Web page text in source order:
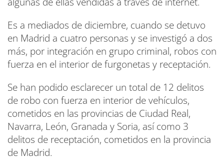
Es a mediados de diciembre, cuando se detuvo
en Madrid a cuatro personas y se investigó a dos
más, por integración en grupo criminal, robos con
fuerza en el interior de furgonetas y receptación.
Se han podido esclarecer un total de 12 delitos
de robo con fuerza en interior de vehículos,
cometidos en las provincias de Ciudad Real,
Navarra, León, Granada y Soria, así como 3
delitos de receptación, cometidos en la provincia
de Madrid.